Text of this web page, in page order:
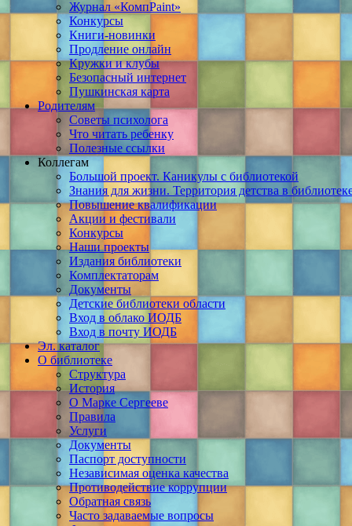
Журнал «КомпPaint»
Конкурсы
Книги-новинки
Продление онлайн
Кружки и клубы
Безопасный интернет
Пушкинская карта
Родителям
Советы психолога
Что читать ребенку
Полезные ссылки
Коллегам
Большой проект. Каникулы с библиотекой
Знания для жизни. Территория детства в
Повышение квалификации
Акции и фестивали
Конкурсы
Наши проекты
Издания библиотеки
Комплектаторам
Документы
Детские библиотеки области
Вход в облако ИОДБ
Вход в почту ИОДБ
Эл. каталог
О библиотеке
Структура
История
О Марке Сергееве
Правила
Услуги
Документы
Паспорт доступности
Независимая оценка качества
Противодействие коррупции
Обратная связь
Часто задаваемые вопросы